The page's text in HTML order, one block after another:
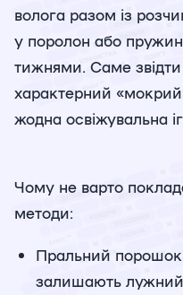
волога разом із
у поролон або
тижнями. Саме звідти
характерний
жодна освіжувальна
Чому не варто
методи:
Пральний порошок
залишають лужний